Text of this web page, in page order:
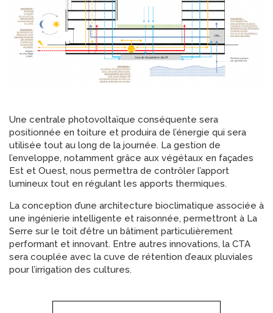
Une centrale photovoltaïque conséquente sera
positionnée en toiture et produira de l’énergie qui sera
utilisée tout au long de la journée. La gestion de
l’enveloppe, notamment grâce aux végétaux en façades
Est et Ouest, nous permettra de contrôler l’apport
lumineux tout en régulant les apports thermiques.
La conception d’une architecture bioclimatique associée à
une ingénierie intelligente et raisonnée, permettront à La
Serre sur le toit d’être un bâtiment particulièrement
performant et innovant. Entre autres innovations, la CTA
sera couplée avec la cuve de rétention d’eaux pluviales
pour l’irrigation des cultures.